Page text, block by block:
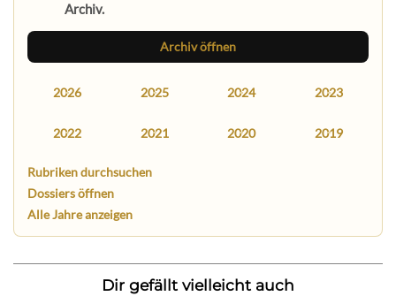
Archiv.
Archiv öffnen
2026 2025 2024 2023
2022 2021 2020 2019
Rubriken durchsuchen
Dossiers öffnen
Alle Jahre anzeigen
Dir gefällt vielleicht auch